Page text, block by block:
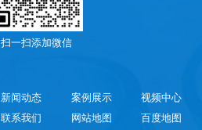
扫一扫添加微信
新闻动态 案例展示
视频中心
联系我们 网站地图 百度地图